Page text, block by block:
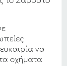
να
οχήματα